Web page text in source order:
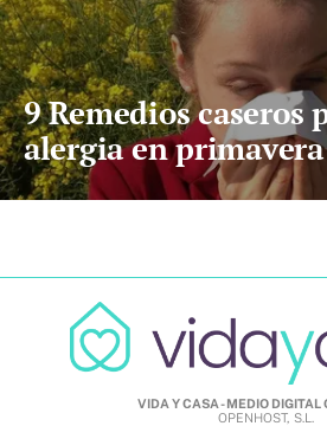
9 Remedios caseros
alergia en primavera
VIDA Y CASA - MEDIO DIGITAL
OPENHOST, S.L.